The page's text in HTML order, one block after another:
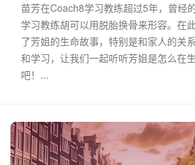
苗芳在Coach8学习教练超过5年，曾经
学习教练胡可以用脱胎换骨来形容。在
了芳姐的生命故事，特别是和家人的关
和学习，让我们一起听听芳姐是怎么在
吧！...